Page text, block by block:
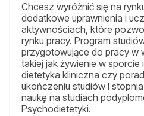
Chcesz wyróżnić się na
dodatkowe uprawnienia i
aktywnościach, które
rynku pracy. Program
przygotowujące do pracy w
takiej jak żywienie w
dietetyka kliniczna czy
ukończeniu studiów I
naukę na studiach
Psychodietetyki.